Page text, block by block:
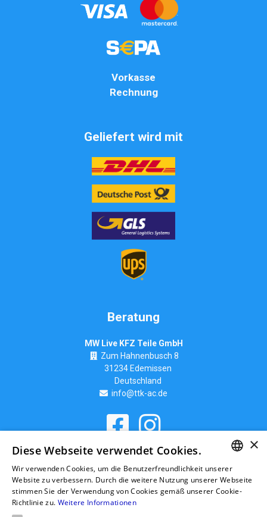
Vorkasse
Rechnung
Geliefert wird mit
Beratung
MW Live KFZ Teile GmbH
Zum Hahnenbusch 8
31234 Edemissen
Deutschland
info@ttk-ac.de
Seitenverzeichnis
GERMAN
RUSSIAN
×
Diese Webseite verwendet Cookies.
Wir verwenden Cookies, um die Benutzerfreundlichkeit unserer
Website zu verbessern. Durch die weitere Nutzung unserer Webseite
stimmen Sie der Verwendung von Cookies gemäß unserer Cookie-
Richtlinie zu. Weitere Informationen